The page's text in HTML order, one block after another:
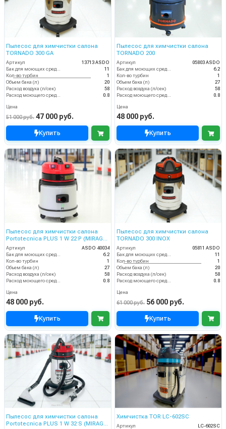
Пылесос для химчистки салона
TORNADO 300 GA
Артикул
13713 ASDO
Бак для моющих средств
11
Кол-во турбин
1
Объем бака (л)
20
Расход воздуха (л/сек)
58
Расход моющего средства
0.8
Цена
51 000 руб. 47 000 руб.
Купить
Пылесос для химчистки салона
TORNADO 200
Артикул
05803 ASDO
Бак для моющих средств
6.2
Кол-во турбин
1
Объем бака (л)
27
Расход воздуха (л/сек)
58
Расход моющего средства
0.8
Цена
48 000 руб.
Купить
Пылесос для химчистки салона
Portotecnica PLUS 1 W 22 P (MIRAGE
SUPER)
Артикул
ASDO 40034
6.2
Кол-во турбин
1
Объем бака (л)
27
Расход воздуха (л/сек)
58
0.8
Цена
48 000 руб.
Купить
Пылесос для химчистки салона
TORNADO 300 INOX
Артикул
05811 ASDO
11
Кол-во турбин
1
Объем бака (л)
20
Расход воздуха (л/сек)
58
0.8
Цена
61 000 руб. 56 000 руб.
Купить
Пылесос для химчистки салона
Portotecnica PLUS 1 W 32 S (MIRAGE
Химчистка TOR LC-602SC
Артикул
LC-602SC